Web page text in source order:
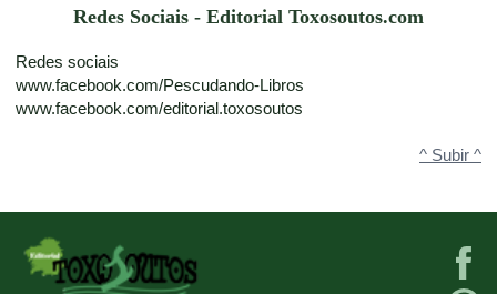
Redes Sociais - Editorial Toxosoutos.com
Redes sociais
www.facebook.com/Pescudando-Libros
www.facebook.com/editorial.toxosoutos
^ Subir ^